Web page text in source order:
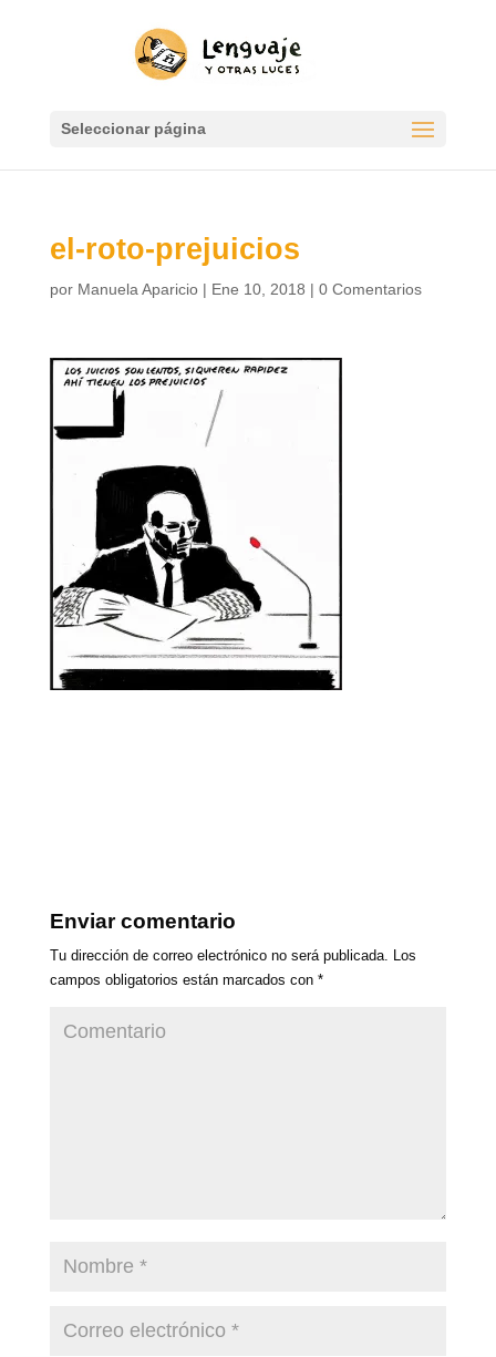
Seleccionar página
el-roto-prejuicios
por Manuela Aparicio| Ene 10, 2018 | 0 Comentarios
Enviar comentario
Tu dirección de correo electrónico no será publicada. Los
campos obligatorios están marcados con *